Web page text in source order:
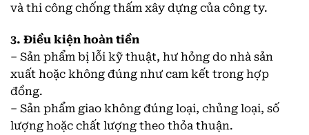
và thi công chống thấm xây dựng của công ty.
3. Điều kiện hoàn tiền
– Sản phẩm bị lỗi kỹ thuật, hư hỏng do nhà sản
xuất hoặc không đúng như cam kết trong hợp
đồng.
– Sản phẩm giao không đúng loại, chủng loại, số
lượng hoặc chất lượng theo thỏa thuận.